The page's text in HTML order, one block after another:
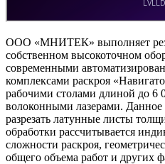
ООО «МНИТЕК» выполняет
собственном высокоточном
современными
комплексами раскроя
рабочими столами длиной до
волоконными лазерами. Данное
разрезать латунные листы
обработки рассчитывается
сложности раскроя,
общего объема работ и других